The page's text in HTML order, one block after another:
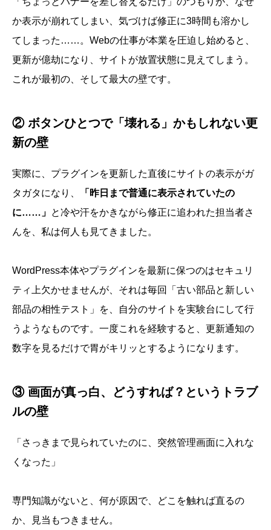
か表示が崩れてしまい、気づけば修正に3時間も溶かし
てしまった……。Webの仕事が本業を圧迫し始めると、
更新が億劫になり、サイトが放置状態に見えてしまう。
これが最初の、そして最大の壁です。
② ボタンひとつで「壊れる」かもしれない更
新の壁
実際に、プラグインを更新した直後にサイトの表示がガ
タガタになり、
「昨日まで普通に表示されていたの
に……」 と冷や汗をかきながら修正に追われた担当者さ
んを、私は何人も見てきました。
WordPress本体やプラグインを最新に保つのはセキュリ
ティ上欠かせませんが、それは毎回「古い部品と新しい
部品の相性テスト」を、自分のサイトを実験台にして行
うようなものです。一度これを経験すると、更新通知の
数字を見るだけで胃がキリッとするようになります。
③ 画面が真っ白、どうすれば？というトラブ
ルの壁
「さっきまで見られていたのに、突然管理画面に入れな
くなった」
専門知識がないと、何が原因で、どこを触れば直るの
か、見当もつきません。